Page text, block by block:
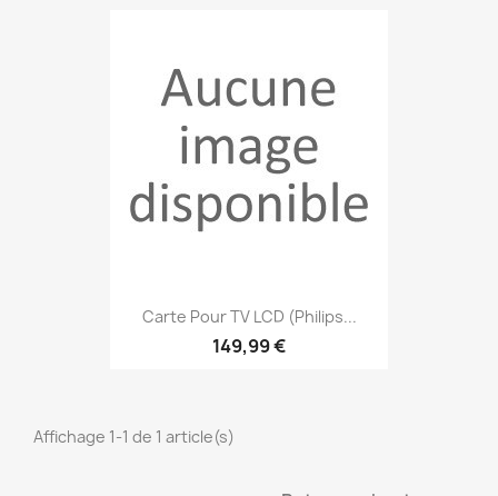
Carte Pour TV LCD (Philips...
149,99 €
Affichage 1-1 de 1 article(s)